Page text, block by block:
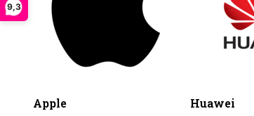
9,3
Apple Huawei